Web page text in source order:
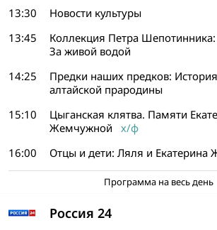
13:30
Новости культуры
13:45
Коллекция Петра
За живой водой
14:25
Предки наших предков:
алтайской прародины
15:10
Цыганская клятва. Памяти
Жемчужной х/ф
16:00
Отцы и дети: Ляля и
Программа на весь день
Россия 24